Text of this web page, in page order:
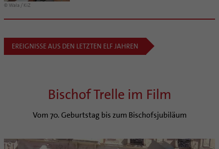
© Wala / KiZ
EREIGNISSE AUS DEN LETZTEN ELF JAHREN
Bischof Trelle im Film
Vom 70. Geburtstag bis zum Bischofsjubiläum